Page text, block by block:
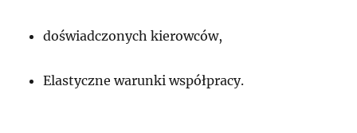
doświadczonych kierowców,
Elastyczne warunki współpracy.